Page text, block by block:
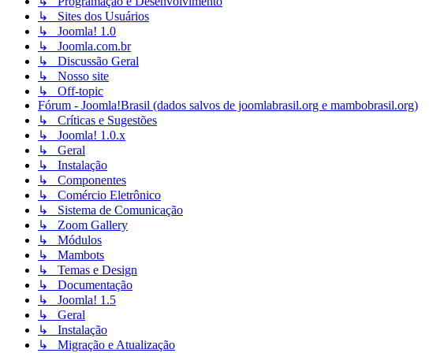
↳ Sites dos Usuários
↳ Joomla! 1.0
↳ Joomla.com.br
↳ Discussão Geral
↳ Nosso site
↳ Off-topic
Fórum - Joomla!Brasil (dados salvos de joomlabrasil.org e mambobrasil.org)
↳ Críticas e Sugestões
↳ Joomla! 1.0.x
↳ Geral
↳ Instalação
↳ Componentes
↳ Comércio Eletrônico
↳ Sistema de Comunicação
↳ Zoom Gallery
↳ Módulos
↳ Mambots
↳ Temas e Design
↳ Documentação
↳ Joomla! 1.5
↳ Geral
↳ Instalação
↳ Migração e Atualização